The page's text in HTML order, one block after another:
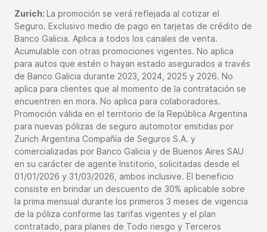
Zurich: La promoción se verá reflejada al cotizar el
Seguro. Exclusivo medio de pago en tarjetas de crédito de
Banco Galicia. Aplica a todos los canales de venta.
Acumulable con otras promociones vigentes. No aplica
para autos que estén o hayan estado asegurados a través
de Banco Galicia durante 2023, 2024, 2025 y 2026. No
aplica para clientes que al momento de la contratación se
encuentren en mora. No aplica para colaboradores.
Promoción válida en el territorio de la República Argentina
para nuevas pólizas de seguro automotor emitidas por
Zurich Argentina Compañía de Seguros S.A. y
comercializadas por Banco Galicia y de Buenos Aires SAU
en su carácter de agente Institorio, solicitadas desde el
01/01/2026 y 31/03/2026, ambos inclusive. El beneficio
consiste en brindar un descuento de 30% aplicable sobre
la prima mensual durante los primeros 3 meses de vigencia
de la póliza conforme las tarifas vigentes y el plan
contratado, para planes de Todo riesgo y Terceros